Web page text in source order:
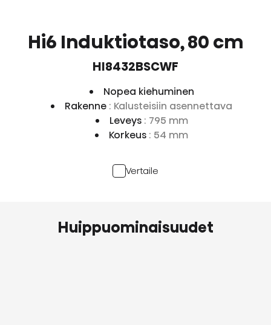
Hi6 Induktiotaso, 80 cm
HI8432BSCWF
Nopea kiehuminen
Rakenne : Kalusteisiin asennettava
Leveys : 795 mm
Korkeus : 54 mm
Vertaile
Huippuominaisuudet